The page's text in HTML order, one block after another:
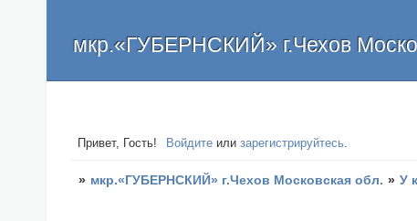
мкр.«ГУБЕРНСКИЙ» г.Чехов
Привет, Гость! Войдите илизарегистрируйтесь.
» мкр.«ГУБЕРНСКИЙ» г.Чехов Московская обл. » У